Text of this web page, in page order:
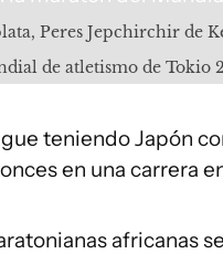
Peres Jepchirchir de
de atletismo de Tokio
teniendo Japón
en una carrera
africanas